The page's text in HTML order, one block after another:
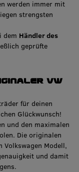
werden immer mit
strengsten
dem Händler des
geprüfte
VW
für deinen
Glückwunsch!
und den maximalen
Die originalen
Modell,
und damit